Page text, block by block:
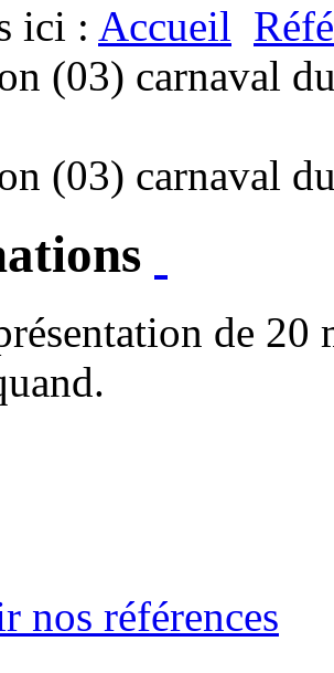
ici : Accueil
(03) carnaval
(03) carnaval
de 20
nos références